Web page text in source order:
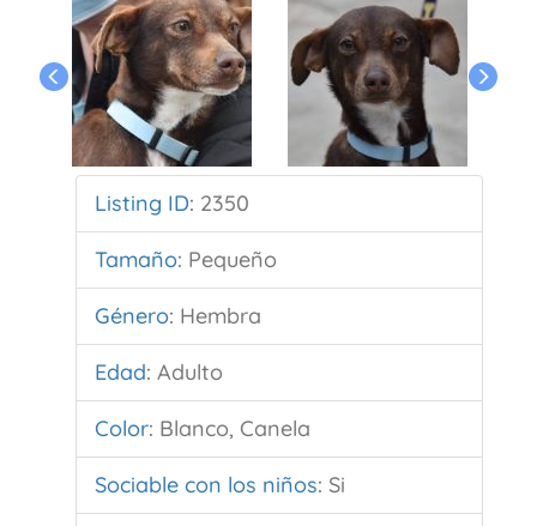
Listing ID: 2350
Tamaño: Pequeño
Género: Hembra
Edad: Adulto
Color: Blanco, Canela
Sociable con los niños: Si